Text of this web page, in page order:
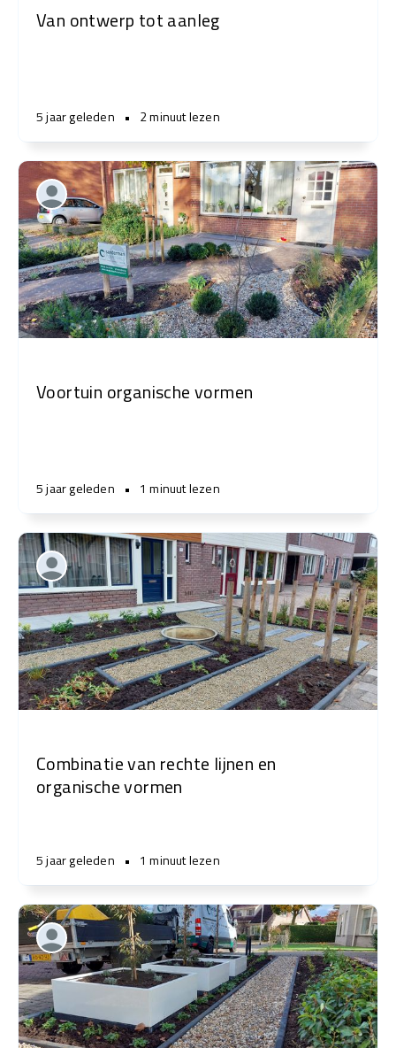
Van ontwerp tot aanleg
5 jaar geleden • 2 minuut lezen
Voortuin organische vormen
5 jaar geleden • 1 minuut lezen
Combinatie van rechte lijnen en
organische vormen
5 jaar geleden • 1 minuut lezen